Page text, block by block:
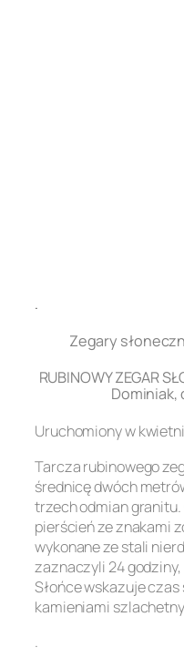
.
Zegary
RUBINOWY ZEGAR
Dominiak,
Uruchomiony w
Tarcza rubinowego
średnicę dwóch
trzech odmian
pierścień ze znakami
wykonane ze stali
zaznaczyli 24
Słońce wskazuje
kamieniami
.